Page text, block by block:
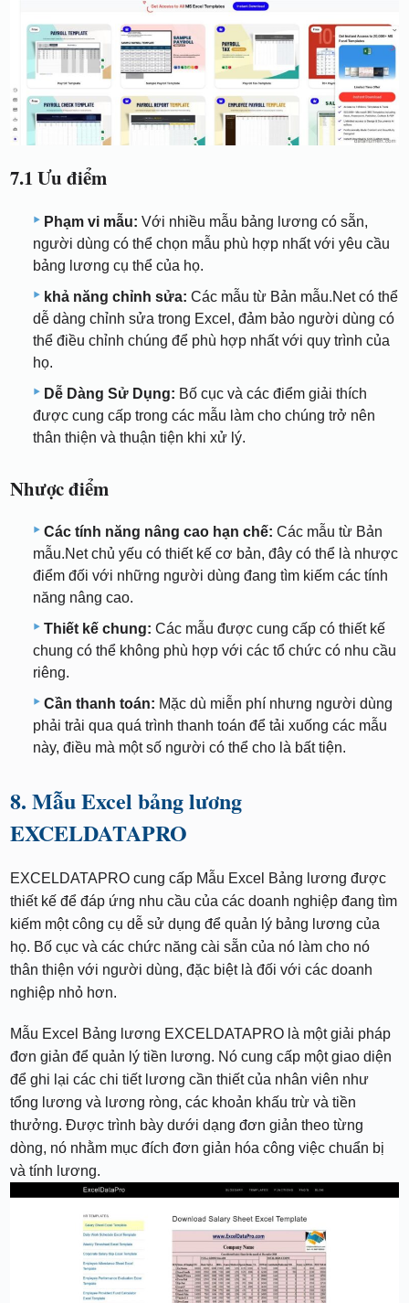
7.1 Ưu điểm
Phạm vi mẫu: Với nhiều mẫu bảng lương có sẵn,
người dùng có thể chọn mẫu phù hợp nhất với yêu cầu
bảng lương cụ thể của họ.
khả năng chỉnh sửa: Các mẫu từ Bản mẫu.Net có thể
dễ dàng chỉnh sửa trong Excel, đảm bảo người dùng có
thể điều chỉnh chúng để phù hợp nhất với quy trình của
họ.
Dễ Dàng Sử Dụng: Bố cục và các điểm giải thích
được cung cấp trong các mẫu làm cho chúng trở nên
thân thiện và thuận tiện khi xử lý.
Nhược điểm
Các tính năng nâng cao hạn chế: Các mẫu từ Bản
mẫu.Net chủ yếu có thiết kế cơ bản, đây có thể là nhược
điểm đối với những người dùng đang tìm kiếm các tính
năng nâng cao.
Thiết kế chung: Các mẫu được cung cấp có thiết kế
chung có thể không phù hợp với các tổ chức có nhu cầu
riêng.
Cần thanh toán: Mặc dù miễn phí nhưng người dùng
phải trải qua quá trình thanh toán để tải xuống các mẫu
này, điều mà một số người có thể cho là bất tiện.
8. Mẫu Excel bảng lương
EXCELDATAPRO
EXCELDATAPRO cung cấp Mẫu Excel Bảng lương được
thiết kế để đáp ứng nhu cầu của các doanh nghiệp đang tìm
kiếm một công cụ dễ sử dụng để quản lý bảng lương của
họ. Bố cục và các chức năng cài sẵn của nó làm cho nó
thân thiện với người dùng, đặc biệt là đối với các doanh
nghiệp nhỏ hơn.
Mẫu Excel Bảng lương EXCELDATAPRO là một giải pháp
đơn giản để quản lý tiền lương. Nó cung cấp một giao diện
để ghi lại các chi tiết lương cần thiết của nhân viên như
tổng lương và lương ròng, các khoản khấu trừ và tiền
thưởng. Được trình bày dưới dạng đơn giản theo từng
dòng, nó nhằm mục đích đơn giản hóa công việc chuẩn bị
và tính lương.